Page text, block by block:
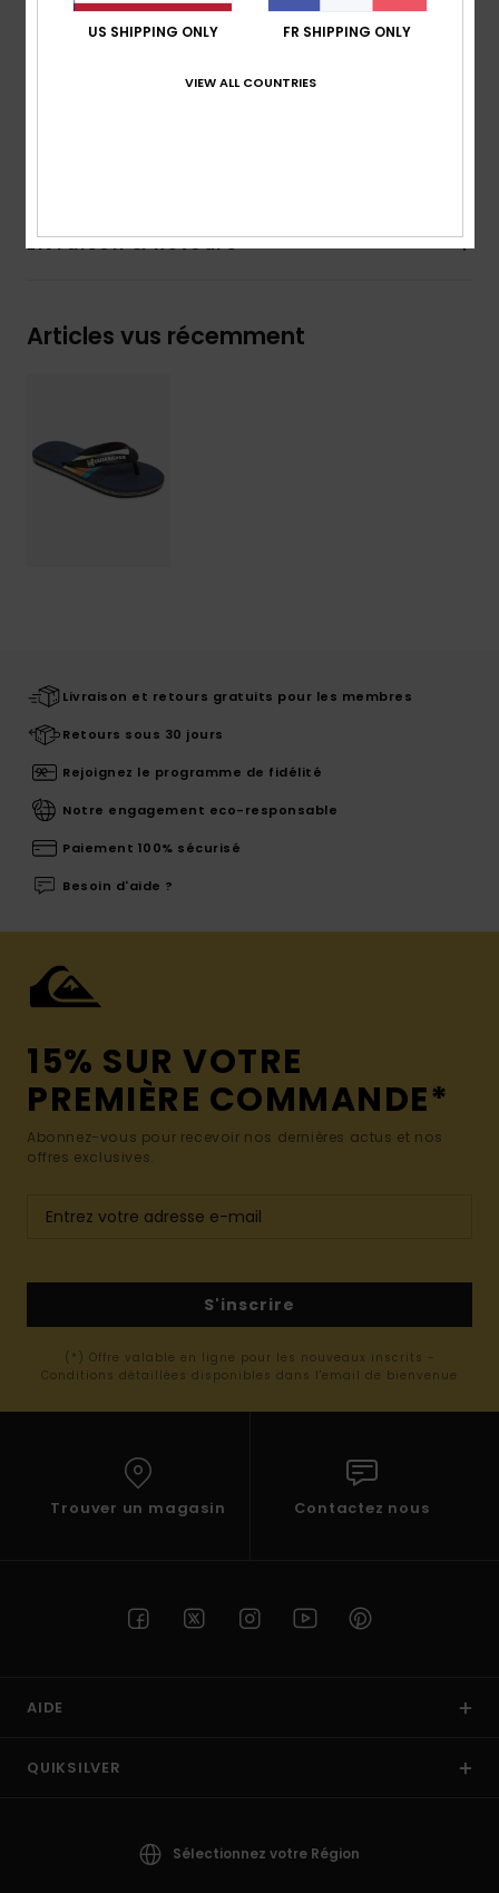
crans multi-angles en forme de logo pour plus
d'adhérence
empeigne :synthétique / Semelle
Livraison & Retours
Articles vus récemment
Livraison et retours gratuits pour les membres
Retours sous 30 jours
Rejoignez le programme de fidélité
Notre engagement eco-responsable
Paiement 100% sécurisé
Besoin d'aide ?
15% SUR VOTRE
PREMIÈRE COMMANDE*
Abonnez-vous pour recevoir nos dernières actus et nos
offres exclusives.
S'inscrire
(*) Offre valable en ligne pour les nouveaux inscrits -
Conditions détaillées disponibles dans l'email de bienvenue
Trouver un magasin Contactez nous
AIDE
QUIKSILVER
Sélectionnez votre Région
US SHIPPING ONLY FR SHIPPING ONLY
VIEW ALL COUNTRIES